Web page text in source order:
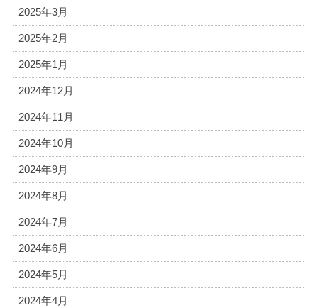
2025年3月
2025年2月
2025年1月
2024年12月
2024年11月
2024年10月
2024年9月
2024年8月
2024年7月
2024年6月
2024年5月
2024年4月